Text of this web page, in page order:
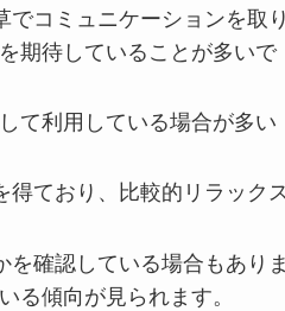
コミュニケーションを取
期待していることが多いで
て利用している場合が多い
ており、比較的リラック
を確認している場合もあり
傾向が見られます。